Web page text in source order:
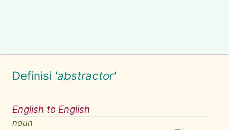
Definisi 'abstractor'
English to English
noun